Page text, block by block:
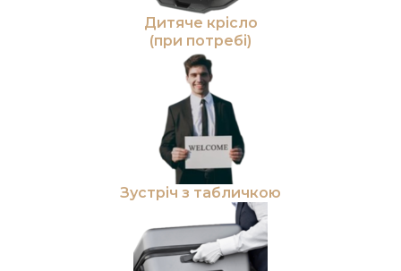
Дитяче крісло
(при потребі)
Зустріч з табличкою